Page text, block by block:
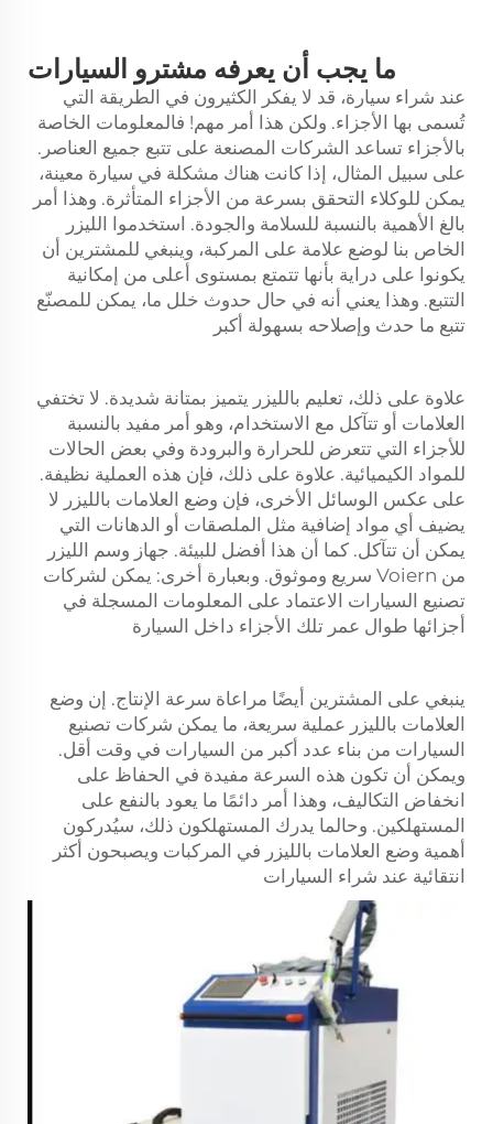
ما يجب أن يعرفه مشترو السيارات
عند شراء سيارة، قد لا يفكر الكثيرون في الطريقة التي
تُسمى بها الأجزاء. ولكن هذا أمر مهم! فالمعلومات الخاصة
بالأجزاء تساعد الشركات المصنعة على تتبع جميع العناصر.
على سبيل المثال، إذا كانت هناك مشكلة في سيارة معينة،
يمكن للوكلاء التحقق بسرعة من الأجزاء المتأثرة. وهذا أمر
بالغ الأهمية بالنسبة للسلامة والجودة. استخدموا الليزر
الخاص بنا لوضع علامة على المركبة، وينبغي للمشترين أن
يكونوا على دراية بأنها تتمتع بمستوى أعلى من إمكانية
التتبع. وهذا يعني أنه في حال حدوث خلل ما، يمكن للمصنّع
تتبع ما حدث وإصلاحه بسهولة أكبر
علاوة على ذلك، تعليم بالليزر يتميز بمتانة شديدة. لا تختفي
العلامات أو تتآكل مع الاستخدام، وهو أمر مفيد بالنسبة
للأجزاء التي تتعرض للحرارة والبرودة وفي بعض الحالات
للمواد الكيميائية. علاوة على ذلك، فإن هذه العملية نظيفة.
على عكس الوسائل الأخرى، فإن وضع العلامات بالليزر لا
يضيف أي مواد إضافية مثل الملصقات أو الدهانات التي
يمكن أن تتآكل. كما أن هذا أفضل للبيئة. جهاز وسم الليزر
من Voiern سريع وموثوق. وبعبارة أخرى: يمكن لشركات
تصنيع السيارات الاعتماد على المعلومات المسجلة في
أجزائها طوال عمر تلك الأجزاء داخل السيارة
ينبغي على المشترين أيضًا مراعاة سرعة الإنتاج. إن وضع
العلامات بالليزر عملية سريعة، ما يمكن شركات تصنيع
السيارات من بناء عدد أكبر من السيارات في وقت أقل.
ويمكن أن تكون هذه السرعة مفيدة في الحفاظ على
انخفاض التكاليف، وهذا أمر دائمًا ما يعود بالنفع على
المستهلكين. وحالما يدرك المستهلكون ذلك، سيُدركون
أهمية وضع العلامات بالليزر في المركبات ويصبحون أكثر
انتقائية عند شراء السيارات